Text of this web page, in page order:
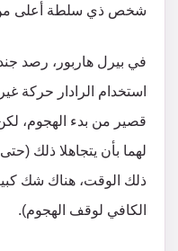
شخص ذي سلطة أعلى
في بيرل هاربور، رصد
استخدام الرادار حركة
قصير من بدء الهجوم، لكن
لهما بأن يتجاهلا ذلك
ذلك الوقت، هناك شك
الكافي لوقف الهجوم).